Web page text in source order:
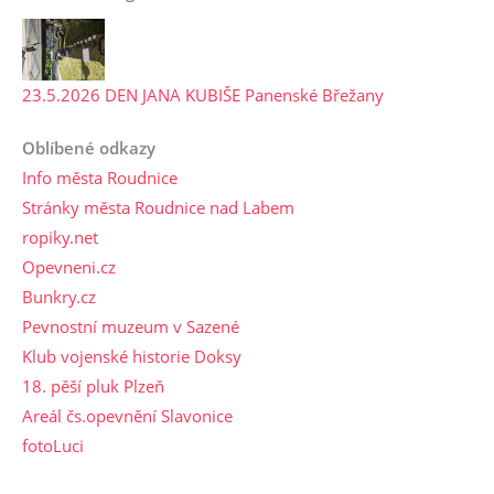
23.5.2026 DEN JANA KUBIŠE Panenské Břežany
Oblíbené odkazy
Info města Roudnice
Stránky města Roudnice nad Labem
ropiky.net
Opevneni.cz
Bunkry.cz
Pevnostní muzeum v Sazené
Klub vojenské historie Doksy
18. pěší pluk Plzeň
Areál čs.opevnění Slavonice
fotoLuci